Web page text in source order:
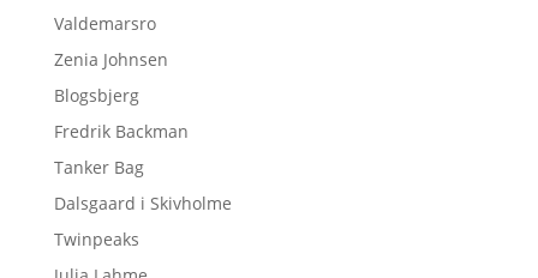
Valdemarsro
Zenia Johnsen
Blogsbjerg
Fredrik Backman
Tanker Bag
Dalsgaard i Skivholme
Twinpeaks